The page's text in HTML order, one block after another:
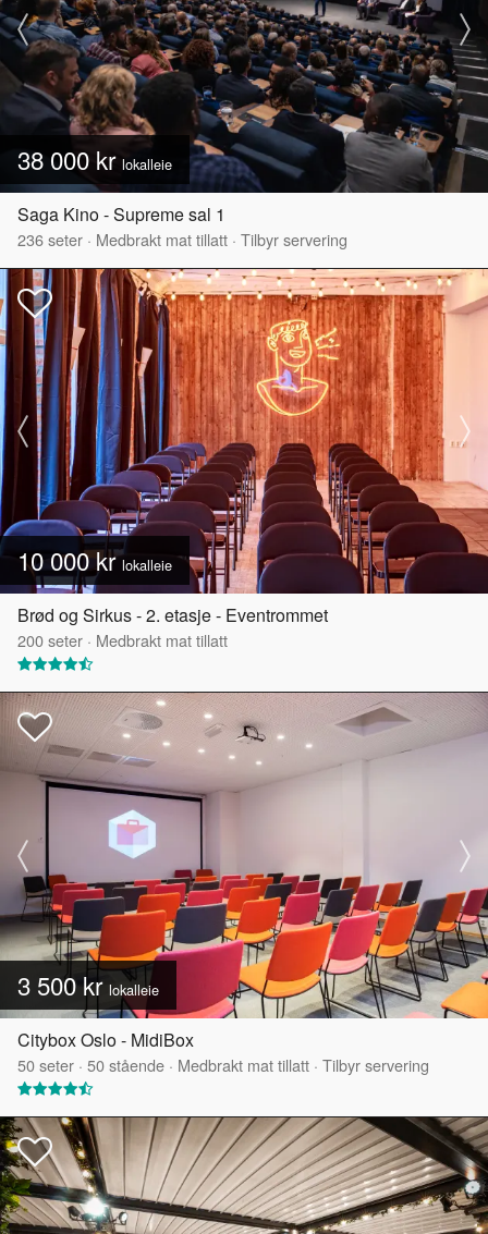
38 000 kr lokalleie
Saga Kino - Supreme sal 1
236seter · Medbrakt mat tillatt · Tilbyr servering
10 000 krlokalleie
Brød og Sirkus - 2. etasje - Eventrommet
200seter · Medbrakt mat tillatt
3 500 kr lokalleie
Citybox Oslo - MidiBox
50seter · 50stående · Medbrakt mat tillatt · Tilbyr servering